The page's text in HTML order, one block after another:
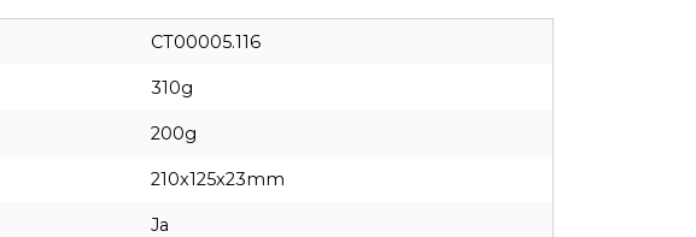
CT00005.116
310g
200g
210x125x23mm
Ja